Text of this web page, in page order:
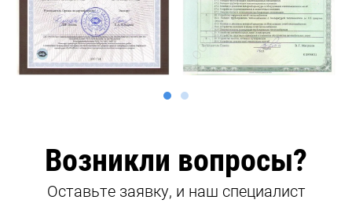
Возникли вопросы?
Оставьте заявку, и наш специалист